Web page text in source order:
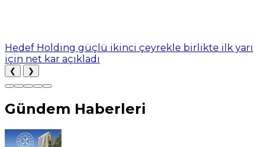
Hedef Holding güçlü ikinci çeyrekle birlikte ilk yarı
için net kar açıkladı
❮ ❯
Gündem Haberleri